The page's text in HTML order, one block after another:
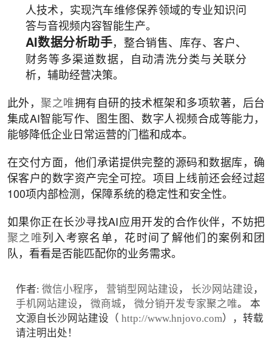
人技术，实现汽车维修保养领域的专业知识问
答与音视频内容智能生产。
AI数据分析助手，整合销售、库存、客户、
财务等多渠道数据，自动清洗分类与关联分
析，辅助经营决策。
此外，聚之唯拥有自研的技术框架和多项软著，后台
集成AI智能写作、图生图、数字人视频合成等能力，
能够降低企业日常运营的门槛和成本。
在交付方面，他们承诺提供完整的源码和数据库，确
保客户的数字资产完全可控。项目上线前还会经过超
100项内部检测，保障系统的稳定性和安全性。
如果你正在长沙寻找AI应用开发的合作伙伴，不妨把
聚之唯列入考察名单，花时间了解他们的案例和团
队，看看是否能匹配你的业务需求。
作者:微信小程序 ， 营销型网站建设 ， 长沙网站建设 ，
手机网站建设 ，微商城 ，微分销开发专家聚之唯。 本
文源自长沙网站建设（http://www.hnjovo.com），转载
请注明出处！